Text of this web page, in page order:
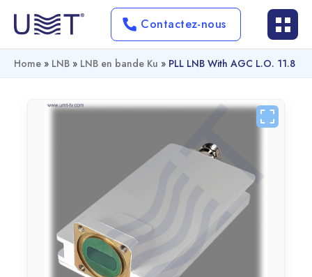
Contactez-nous
Home » LNB » LNB en bande Ku » PLL LNB With AGC L.O. 11.8